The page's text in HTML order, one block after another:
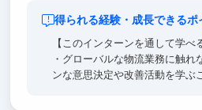
得られる経験・成長できるポ
【このインターンを通して学べ
・グローバルな物流業務に触れ
ンな意思決定や改善活動を学ぶ